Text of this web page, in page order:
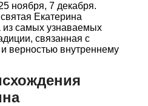
ноября, 7 декабря.
Екатерина
из самых узнаваемых
связанная с
верностью внутреннему